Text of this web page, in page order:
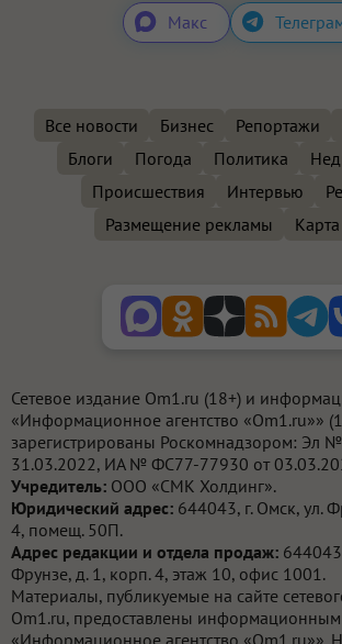
Макс
Все новости Бизнес Репортажи
Блоги
Погода Политика
Происшествия
Интервью
Размещение рекламы
Сетевое издание Om1.ru (18+) и
«Информационное агентство «Om1.ru»»
зарегистрированы Роскомнадзором: Эл
31.03.2022, ИА № ФС77-77930 от
Учредитель: ООО «СМК Холдинг».
Юридический адрес: 644043, г. Омск, ул.
4, помещ. 50П.
Адрес редакции и отдела продаж:
Фрунзе, д. 1, корп. 4, этаж 10, офис 1001.
Материалы, публикуемые на сайте
Om1.ru, предоставлены информационным
«Информационное агентство «Om1.ru»».